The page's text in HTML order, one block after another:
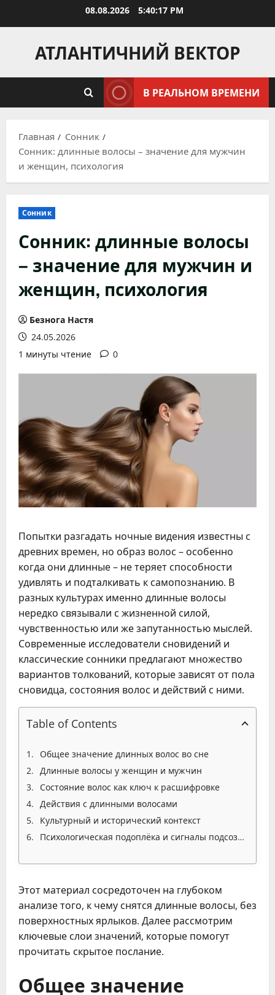
08.08.2026 5:40:19 PM
АТЛАНТИЧНИЙ ВЕКТОР
В РЕАЛЬНОМ ВРЕМЕНИ
Главная
Сонник
Сонник: длинные волосы – значение для мужчин
и женщин, психология
Сонник
Сонник: длинные волосы
– значение для мужчин и
женщин, психология
Безнога Настя
24.05.2026
1 минуты чтение
0
Попытки разгадать ночные видения известны с
древних времен, но образ волос – особенно
когда они длинные – не теряет способности
удивлять и подталкивать к самопознанию. В
разных культурах именно длинные волосы
нередко связывали с жизненной силой,
чувственностью или же запутанностью мыслей.
Современные исследователи сновидений и
классические сонники предлагают множество
вариантов толкований, которые зависят от пола
сновидца, состояния волос и действий с ними.
Table of Contents
Общее значение длинных волос во сне
Длинные волосы у женщин и мужчин
Состояние волос как ключ к расшифровке
Действия с длинными волосами
Культурный и исторический контекст
Психологическая подоплёка и сигналы подсознания
Этот материал сосредоточен на глубоком
анализе того, к чему снятся длинные волосы, без
поверхностных ярлыков. Далее рассмотрим
ключевые слои значений, которые помогут
прочитать скрытое послание.
Общее значение